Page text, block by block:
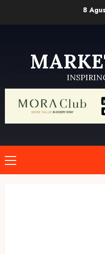
8
Primary
Menu